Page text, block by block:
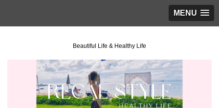
MENU
Beautiful Life & Healthy Life